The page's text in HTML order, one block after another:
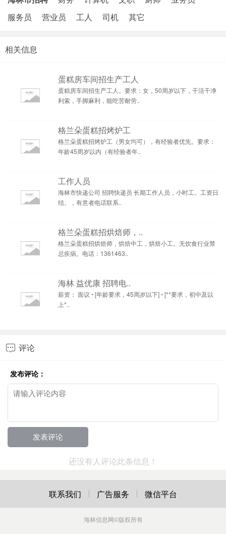
服务员
营业员 工人 司机 其它
相关信息
蛋糕房车间招生产工人
蛋糕房车间招生产工人。要求：女，50周岁以下，干活干净
利索，手脚麻利，能吃苦耐劳..
格兰朵蛋糕招烤炉工
格兰朵蛋糕招烤炉工（男女均可），有经验者优先。要求：
年龄45周岁以内（有经验者年..
工作人员
海林市快递公司 招聘快递员 长期工作人员，小时工。工资日
结。，有意者电话联系..
格兰朵蛋糕招烘焙师，..
格兰朵蛋糕招烘焙师，烘焙中工，烘焙小工。无饮食行业禁
忌疾病。电话：1361463..
海林 益优康 招聘电..
薪资： 面议 ◦ [年龄要求，45周岁以下] ◦ [**要求，初中及以
上*..
 评论
发布评论：
还没有人评论此条信息！
联系我们 广告服务 微信平台
海林信息网©版权所有